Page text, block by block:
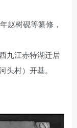
赵树砚等纂修，
九江赤特湖迁居
村）开基。